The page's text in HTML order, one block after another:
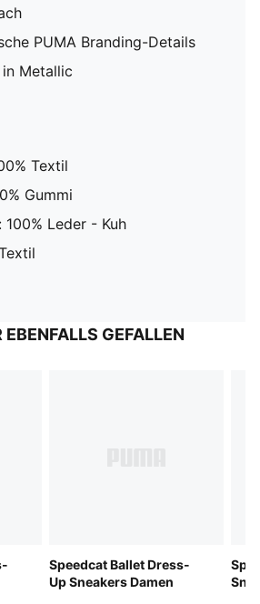
PUMA Branding-Details
Metallic
Textil
Gummi
100% Leder - Kuh
GEFALLEN
Speedcat Ballet Dress-
Up Sneakers Damen